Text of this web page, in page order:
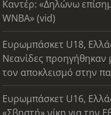
Καντέρ: «Δηλώνω
WNBA» (vid)
Ευρωμπάσκετ U18,
Νεανίδες προηγήθηκαν
τον αποκλεισμό στην
Ευρωμπάσκετ U16,
«Σβηστή» νίκη για την